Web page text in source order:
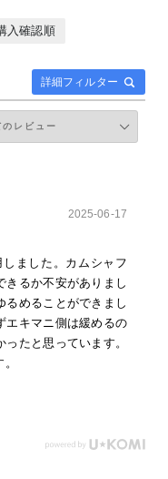
詳細フィルター
入確認順
2025-06-17
ました。カムシャフ
きるか不安がありまし
るめることができまし
エキマニ側は緩めるの
たと思っています。